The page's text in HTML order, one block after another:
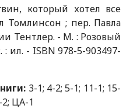
который хотел все
Томлинсон ; пер. Павла
Тентлер. - М. : Розовый
ил. - ISBN 978-5-903497-
3-1; 4-2; 5-1; 11-1; 15-
2; ЦА-1